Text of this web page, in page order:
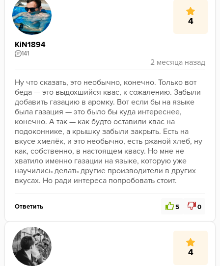
4
KiN1894
141
Ну что сказать, это необычно, конечно. Только вот
беда — это выдохшийся квас, к сожалению. Забыли
добавить газацию в аромку. Вот если бы на языке
была газация — это было бы куда интереснее,
конечно. А так — как будто оставили квас на
подоконнике, а крышку забыли закрыть. Есть на
вкусе хмелёк, и это необычно, есть ржаной хлеб, ну
как, собственно, в настоящем квасу. Но мне не
хватило именно газации на языке, которую уже
научились делать другие производители в других
вкусах. Но ради интереса попробовать стоит.
Ответить 5 0
4